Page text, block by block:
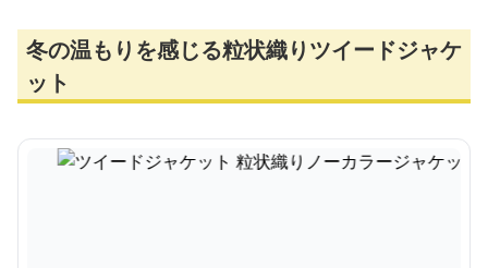
冬の温もりを感じる粒状織りツイードジャケ
ット